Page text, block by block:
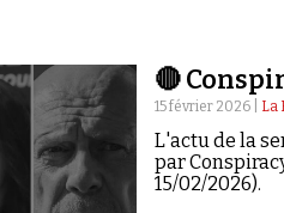
🔴
15 février 2026 | La
L'actu de la
par
15/02/2026).